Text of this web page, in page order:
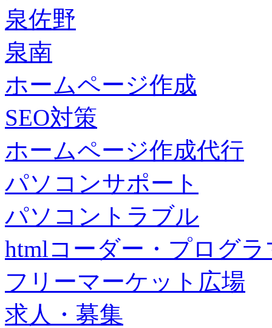
泉佐野
泉南
ホームページ作成
SEO対策
ホームページ作成代行
パソコンサポート
パソコントラブル
htmlコーダー・プログラ
フリーマーケット広場
求人・募集